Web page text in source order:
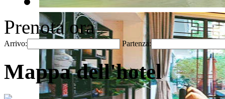
Prenota ora
Arrivo: Partenza:
Mappa dell'hotel